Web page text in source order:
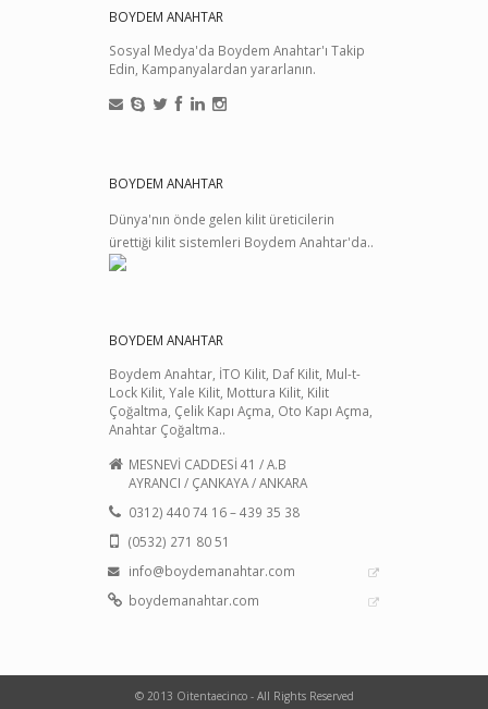
BOYDEM ANAHTAR
Sosyal Medya'da Boydem Anahtar'ı Takip
Edin, Kampanyalardan yararlanın.
BOYDEM ANAHTAR
Dünya'nın önde gelen kilit üreticilerin
ürettiği kilit sistemleri Boydem Anahtar'da..
BOYDEM ANAHTAR
Boydem Anahtar, İTO Kilit, Daf Kilit, Mul-t-
Lock Kilit, Yale Kilit, Mottura Kilit, Kilit
Çoğaltma, Çelik Kapı Açma, Oto Kapı Açma,
Anahtar Çoğaltma..
MESNEVİ CADDESİ 41 / A.B
AYRANCI / ÇANKAYA / ANKARA
0312) 440 74 16 – 439 35 38
(0532) 271 80 51
info@boydemanahtar.com
boydemanahtar.com
© 2013 Oitentaecinco - All Rights Reserved